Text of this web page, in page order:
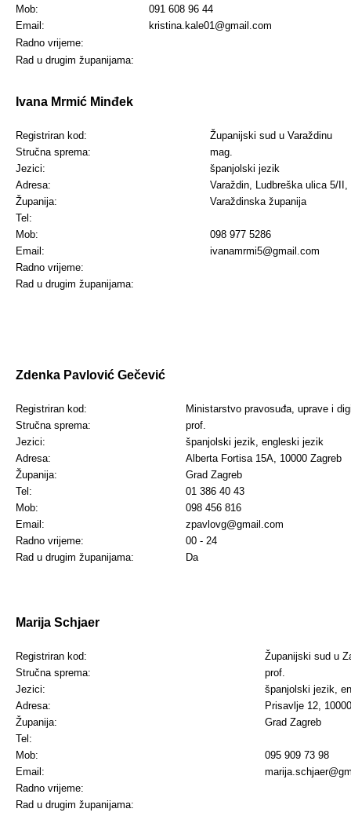
Mob:
091 608 96 44
Email:
kristina.kale01@gmail.com
Radno vrijeme:
Rad u drugim županijama:
Ivana Mrmić Minđek
Registriran kod:
Županijski sud u Varaždinu
Stručna sprema:
mag.
Jezici:
španjolski jezik
Adresa:
Varaždin, Ludbreška ulica 5/II,
Županija:
Varaždinska županija
Tel:
Mob:
098 977 5286
Email:
ivanamrmi5@gmail.com
Radno vrijeme:
Rad u drugim županijama:
Zdenka Pavlović Gečević
Registriran kod:
Ministarstvo pravosuđa, uprave i
Stručna sprema:
prof.
Jezici:
španjolski jezik, engleski jezik
Adresa:
Alberta Fortisa 15A, 10000 Zagreb
Županija:
Grad Zagreb
Tel:
01 386 40 43
Mob:
098 456 816
Email:
zpavlovg@gmail.com
Radno vrijeme:
00 - 24
Rad u drugim županijama:
Da
Marija Schjaer
Registriran kod:
Županijski sud u
Stručna sprema:
prof.
Jezici:
španjolski jezik,
Adresa:
Prisavlje 12,
Županija:
Grad Zagreb
Tel:
Mob:
095 909 73 98
Email:
Radno vrijeme:
Rad u drugim županijama: